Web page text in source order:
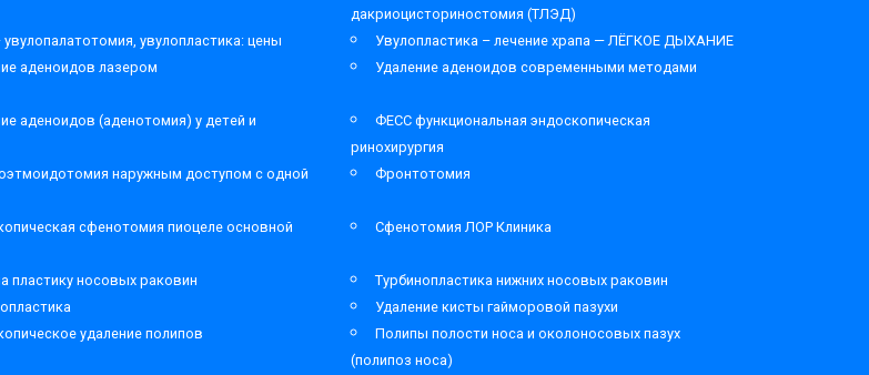
дакриоцисториностомия (ТЛЭД)
увулопластика: цены
Увулопластика – лечение храпа — ЛЁГКОЕ ДЫХАНИЕ
аденоидов лазером Удаление аденоидов современными методами
аденоидов (аденотомия) у детей и
ФЕСС функциональная эндоскопическая
ринохирургия
наружным доступом с одной
Фронтотомия
сфенотомия пиоцеле основной
Сфенотомия ЛОР Клиника
пластику носовых раковин
Турбинопластика нижних носовых раковин
Удаление кисты гайморовой пазухи
удаление полипов
Полипы полости носа и околоносовых пазух
(полипоз носа)